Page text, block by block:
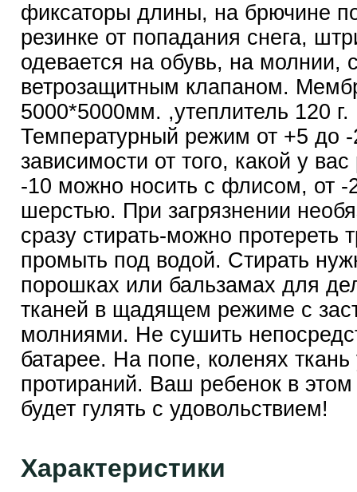
фиксаторы длины, на брючине
резинке от попадания снега,
одевается на обувь, на молнии,
ветрозащитным клапаном.
5000*5000мм. ,утеплитель 120 г.
Температурный режим от +5 до -
зависимости от того, какой у
-10 можно носить с флисом, от -
шерстью. При загрязнении
сразу стирать-можно протереть
промыть под водой. Стирать
порошках или бальзамах для
тканей в щадящем режиме с
молниями. Не сушить
батарее. На попе, коленях ткань
протираний. Ваш ребенок в
будет гулять с удовольствием!
Характеристики